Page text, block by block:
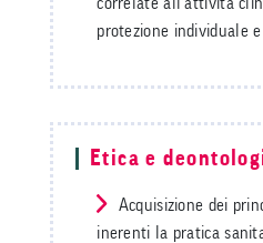
protezione individuale
Etica e
Acquisizione dei
inerenti la pratica